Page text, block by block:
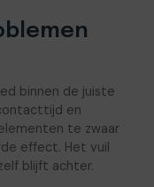
binnen de juiste
en
te zwaar
effect. Het vuil
blijft achter.